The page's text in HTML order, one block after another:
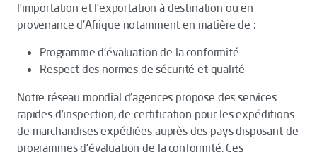
l’importation et l’exportation à destination ou en
provenance d’Afrique notamment en matière de :
Programme d’évaluation de la conformité
Respect des normes de sécurité et qualité
Notre réseau mondial d’agences propose des services
rapides d’inspection, de certification pour les expéditions
de marchandises expédiées auprès des pays disposant de
programmes d'évaluation de la conformité. Ces